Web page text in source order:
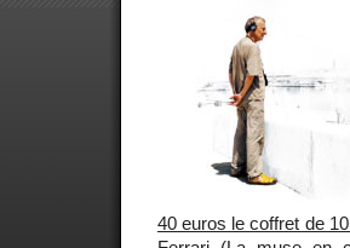
40 euros le coffret de